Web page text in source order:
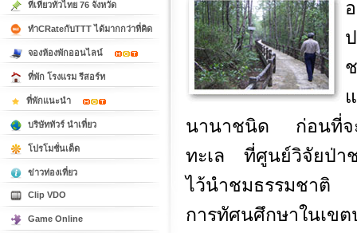
นานาชนิด ก่อนที่จะ
ทะเล ที่ศูนย์วิจัยป่าช
ไว้นำชมธรรมชาติ
การทัศนศึกษาใน
ที่เที่ยวทั่วไทย 76 จังหวัด
ทำCRateกับTTT ได้มากกว่าที่คิด
จองห้องพักออนไลน์
ที่พัก โรงแรม รีสอร์ท
ที่พักแนะนำ
บริษัททัวร์ นำเที่ยว
โปรโมชั่นเด็ด
ข่าวท่องเที่ยว
Clip VDO
Game Online